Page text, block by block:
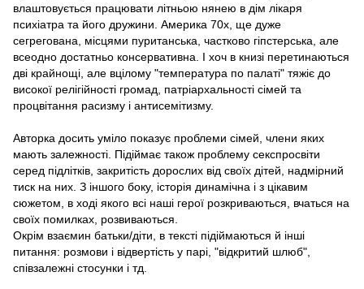
влаштовується працювати літньою нянею в дім лікаря
психіатра та його дружини. Америка 70х, ще дуже
сегрегована, місцями пуританська, частково гіпстерська, але
всеодно достатньо консервативна. І хоч в книзі перетинаються
дві крайнощі, але вцілому "температура по палаті" тяжіє до
високої релігійності громад, патріархальності сімей та
процвітання расизму і антисемітизму.
Авторка досить уміло показує проблеми сімей, члени яких
мають залежності. Підіймає також проблему секспросвіти
серед підлітків, закритість дорослих від своїх дітей, надмірний
тиск на них. З іншого боку, історія динамічна і з цікавим
сюжетом, в ході якого всі наші герої розкриваються, вчаться на
своїх помилках, розвиваються.
Окрім взаємин батьки/діти, в тексті підіймаються й інші
питання: розмови і відвертість у парі, "відкритий шлюб",
співзалежні стосунки і тд.